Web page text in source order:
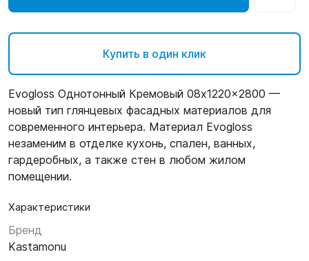
Купить в один клик
Evogloss Однотонный Кремовый 08x1220x2800 —
новый тип глянцевых фасадных материалов для
современного интерьера. Материал Evogloss
незаменим в отделке кухонь, спален, ванных,
гардеробных, а также стен в любом жилом
помещении.
Характеристики
Бренд
Kastamonu